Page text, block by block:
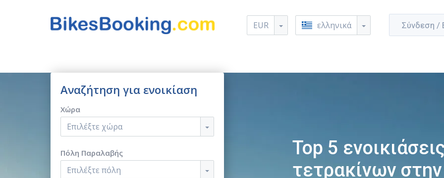
EUR ελληνικά Σύνδεση /
Αναζήτηση για ενοικίαση
Χώρα
Επιλέξτε χώρα
Πόλη Παραλαβής
Επιλέξτε πόλη
Top 5
τετρακίνων